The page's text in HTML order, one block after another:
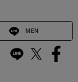
MEN